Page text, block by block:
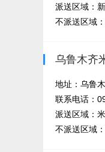
派送区域：
不派送区域
乌鲁木齐
地址：乌鲁
联系电话：
派送区域：
不派送区域